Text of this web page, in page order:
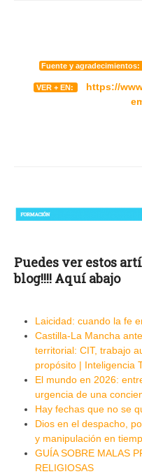
Fuente y agradecimientos:
VER + EN:
https://
Puedes ver estos
blog!!!! Aquí abajo
Laicidad: cuando la fe
Castilla-La Mancha
territorial: CIT, trabajo
propósito | Inteligencia
El mundo en 2026:
urgencia de una
Hay fechas que no se
Dios en el despacho,
y manipulación en
GUÍA SOBRE MALAS
RELIGIOSAS